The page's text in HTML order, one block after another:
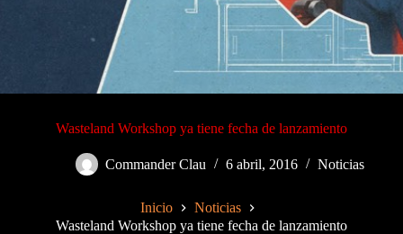
Wasteland Workshop ya tiene fecha de lanzamiento
Commander Clau 6 abril, 2016 Noticias
Inicio
Noticias
Wasteland Workshop ya tiene fecha de lanzamiento